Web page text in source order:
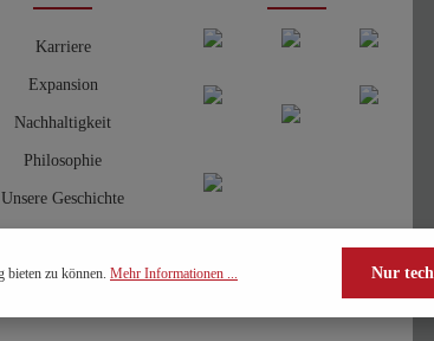
Karriere
Expansion
Nachhaltigkeit
Philosophie
Unsere Geschichte
bieten zu können. Mehr Informationen ... Nur